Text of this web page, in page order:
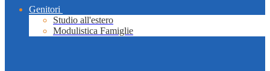
Genitori
Studio all'estero
Modulistica Famiglie